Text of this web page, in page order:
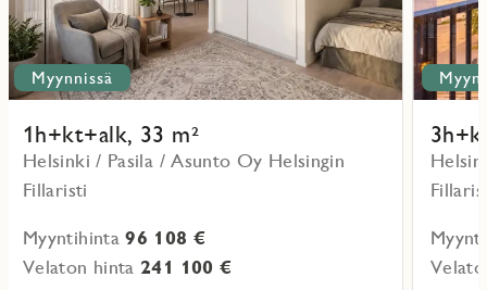
Myynnissä
1h+kt+alk, 33 m²
Helsinki / Pasila / Asunto Oy Helsingin
Fillaristi
Myyntihinta96 108 €
Velaton hinta 241 100 €